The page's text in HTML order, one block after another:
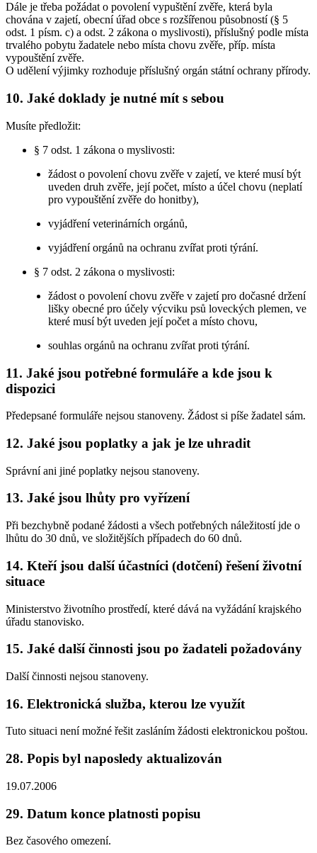
Dále je třeba požádat o povolení vypuštění zvěře, která byla
chována v zajetí, obecní úřad obce s rozšířenou působností (§ 5
odst. 1 písm. c) a odst. 2 zákona o myslivosti), příslušný podle místa
trvalého pobytu žadatele nebo místa chovu zvěře, příp. místa
vypouštění zvěře.
O udělení výjimky rozhoduje příslušný orgán státní ochrany přírody.
10. Jaké doklady je nutné mít s sebou
Musíte předložit:
§ 7 odst. 1 zákona o myslivosti:
žádost o povolení chovu zvěře v zajetí, ve které musí být
uveden druh zvěře, její počet, místo a účel chovu (neplatí
pro vypouštění zvěře do honitby),
vyjádření veterinárních orgánů,
vyjádření orgánů na ochranu zvířat proti týrání.
§ 7 odst. 2 zákona o myslivosti:
žádost o povolení chovu zvěře v zajetí pro dočasné držení
lišky obecné pro účely výcviku psů loveckých plemen, ve
které musí být uveden její počet a místo chovu,
souhlas orgánů na ochranu zvířat proti týrání.
11. Jaké jsou potřebné formuláře a kde jsou k
dispozici
Předepsané formuláře nejsou stanoveny. Žádost si píše žadatel sám.
12. Jaké jsou poplatky a jak je lze uhradit
Správní ani jiné poplatky nejsou stanoveny.
13. Jaké jsou lhůty pro vyřízení
Při bezchybně podané žádosti a všech potřebných náležitostí jde o
lhůtu do 30 dnů, ve složitějších případech do 60 dnů.
14. Kteří jsou další účastníci (dotčení) řešení životní
situace
Ministerstvo životního prostředí, které dává na vyžádání krajského
úřadu stanovisko.
15. Jaké další činnosti jsou po žadateli požadovány
Další činnosti nejsou stanoveny.
16. Elektronická služba, kterou lze využít
Tuto situaci není možné řešit zasláním žádosti elektronickou poštou.
28. Popis byl naposledy aktualizován
19.07.2006
29. Datum konce platnosti popisu
Bez časového omezení.